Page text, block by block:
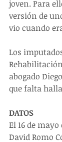
joven. Para
versión de
vio cuando
Los
abogado
que falta
DATOS
El 16 de mayo
David Romo